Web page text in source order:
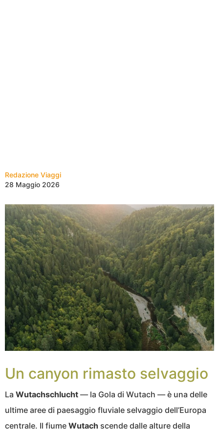
Redazione Viaggi
28 Maggio 2026
Un canyon rimasto selvaggio
La Wutachschlucht — la Gola di Wutach — è una delle
ultime aree di paesaggio fluviale selvaggio dell’Europa
centrale. Il fiume Wutach scende dalle alture della